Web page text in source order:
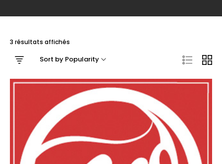
3 résultats affichés
Sort by Popularity